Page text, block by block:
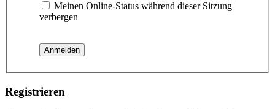
Meinen Online-Status während dieser Sitzung
verbergen
Registrieren